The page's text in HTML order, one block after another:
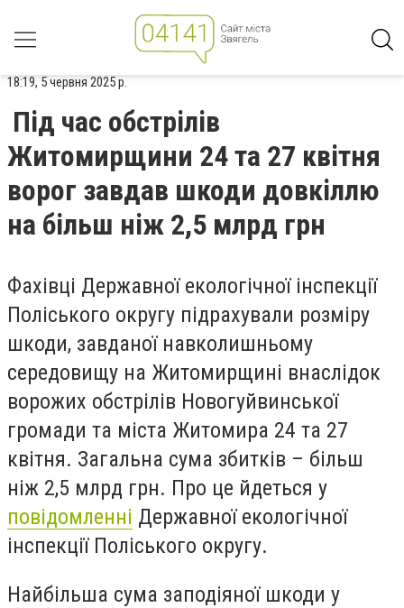
18:19, 5 червня 2025 р.
Під час обстрілів
Житомирщини 24 та 27 квітня
ворог завдав шкоди довкіллю
на більш ніж 2,5 млрд грн
Фахівці Державної екологічної інспекції
Поліського округу підрахували розміру
шкоди, завданої навколишньому
середовищу на Житомирщині внаслідок
ворожих обстрілів Новогуйвинської
громади та міста Житомира 24 та 27
квітня. Загальна сума збитків – більш
ніж 2,5 млрд грн. Про це йдеться у
повідомленні Державної екологічної
інспекції Поліського округу.
Найбільша сума заподіяної шкоди у